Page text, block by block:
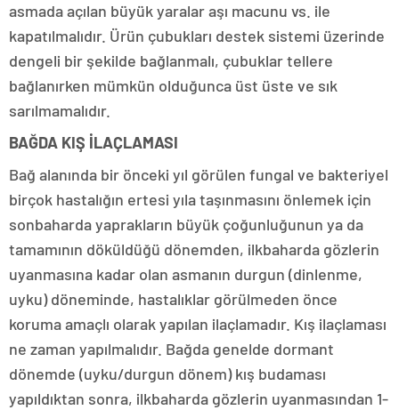
asmada açılan büyük yaralar aşı macunu vs. ile
kapatılmalıdır. Ürün çubukları destek sistemi üzerinde
dengeli bir şekilde bağlanmalı, çubuklar tellere
bağlanırken mümkün olduğunca üst üste ve sık
sarılmamalıdır.
BAĞDA KIŞ İLAÇLAMASI
Bağ alanında bir önceki yıl görülen fungal ve bakteriyel
birçok hastalığın ertesi yıla taşınmasını önlemek için
sonbaharda yaprakların büyük çoğunluğunun ya da
tamamının döküldüğü dönemden, ilkbaharda gözlerin
uyanmasına kadar olan asmanın durgun (dinlenme,
uyku) döneminde, hastalıklar görülmeden önce
koruma amaçlı olarak yapılan ilaçlamadır. Kış ilaçlaması
ne zaman yapılmalıdır. Bağda genelde dormant
dönemde (uyku/durgun dönem) kış budaması
yapıldıktan sonra, ilkbaharda gözlerin uyanmasından 1-